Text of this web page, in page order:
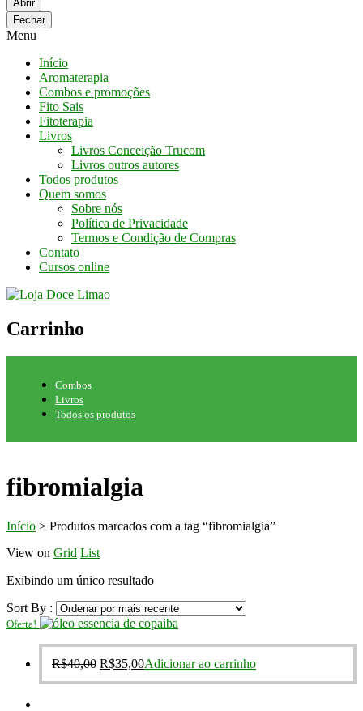
Abrir
Fechar
Menu
Início
Aromaterapia
Combos e promoções
Fito Sais
Fitoterapia
Livros
Livros Conceição Trucom
Livros outros autores
Todos produtos
Quem somos
Sobre nós
Política de Privacidade
Termos e Condição de Compras
Contato
Cursos online
Carrinho
Combos
Livros
Todos os produtos
fibromialgia
Início > Produtos marcados com a tag “fibromialgia”
View on Grid List
Exibindo um único resultado
Sort By :
Oferta!
R$40,00 O
R$35,00O
Adicionar ao carrinho